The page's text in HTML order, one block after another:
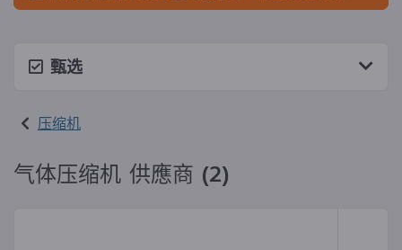
甄选
压缩机
气体压缩机 供應商 (2)